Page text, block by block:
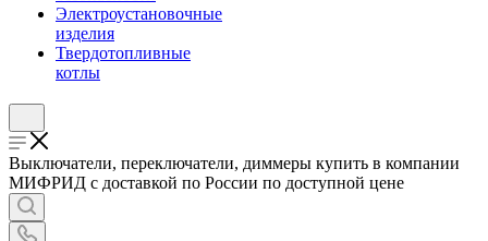
Электроустановочные
изделия
Твердотопливные
котлы
Выключатели, переключатели, диммеры купить в компании
МИФРИД с доставкой по России по доступной цене